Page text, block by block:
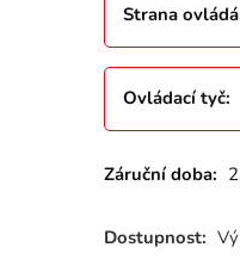
Strana
Ovládací tyč:
Záruční doba:
Dostupnost: